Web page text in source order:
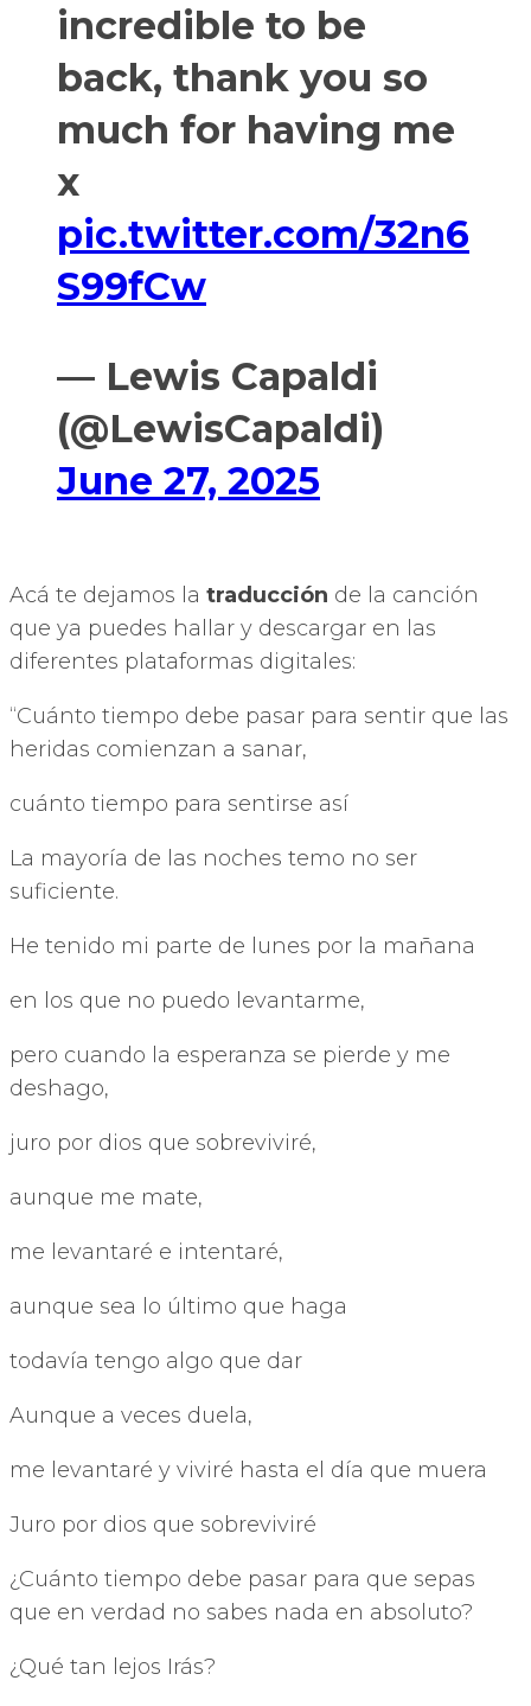
incredible to be
back, thank you so
much for having me
x
pic.twitter.com/32n6
S99fCw
— Lewis Capaldi
(@LewisCapaldi)
June 27, 2025
Acá te dejamos la traducción de la canción
que ya puedes hallar y descargar en las
diferentes plataformas digitales:
“Cuánto tiempo debe pasar para sentir que las
heridas comienzan a sanar,
cuánto tiempo para sentirse así
La mayoría de las noches temo no ser
suficiente.
He tenido mi parte de lunes por la mañana
en los que no puedo levantarme,
pero cuando la esperanza se pierde y me
deshago,
juro por dios que sobreviviré,
aunque me mate,
me levantaré e intentaré,
aunque sea lo último que haga
todavía tengo algo que dar
Aunque a veces duela,
me levantaré y viviré hasta el día que muera
Juro por dios que sobreviviré
¿Cuánto tiempo debe pasar para que sepas
que en verdad no sabes nada en absoluto?
¿Qué tan lejos Irás?